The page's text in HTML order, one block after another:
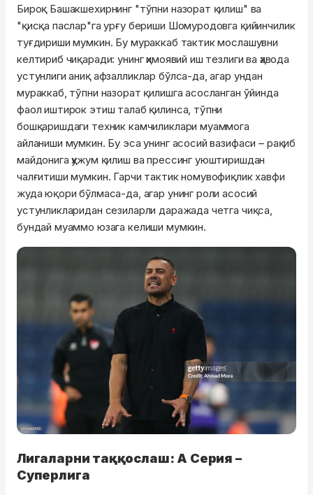
Бироқ Башакшехирнинг "тўпни назорат қилиш" ва
"қисқа паслар"га урғу бериши Шомуродовга қийинчилик
туғдириши мумкин. Бу мураккаб тактик мослашувни
келтириб чиқаради: унинг ҳимоявий иш тезлиги ва ҳавода
устунлиги аниқ афзалликлар бўлса-да, агар ундан
мураккаб, тўпни назорат қилишга асосланган ўйинда
фаол иштирок этиш талаб қилинса, тўпни
бошқаришдаги техник камчиликлари муаммога
айланиши мумкин. Бу эса унинг асосий вазифаси – рақиб
майдонига ҳужум қилиш ва прессинг уюштиришдан
чалғитиши мумкин. Гарчи тактик номувофиқлик хавфи
жуда юқори бўлмаса-да, агар унинг роли асосий
устунликларидан сезиларли даражада четга чиқса,
бундай муаммо юзага келиши мумкин.
Лигаларни таққослаш: А Серия –
Суперлига